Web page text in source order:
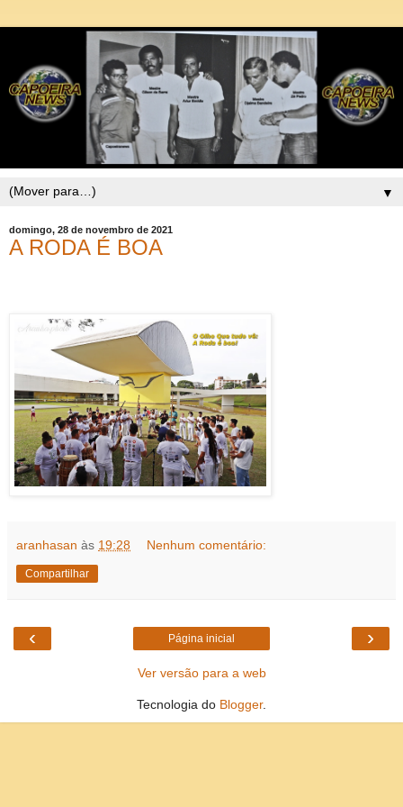
▼
domingo, 28 de novembro de 2021
A RODA É BOA
aranhasan às 19:28 Nenhum comentário:
Compartilhar
‹ ›
Página inicial
Ver versão para a web
Tecnologia do Blogger.